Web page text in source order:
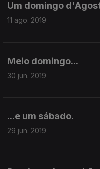
Um domingo
11 ago. 2019
Meio domingo...
30 jun. 2019
...e um sábado.
29 jun. 2019